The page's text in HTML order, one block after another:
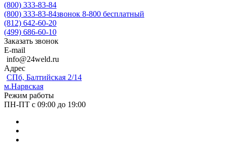
(800) 333-83-84
(800) 333-83-84звонок 8-800 бесплатный
(812) 642-60-20
(499) 686-60-10
Заказать звонок
E-mail
info@24weld.ru
Адрес
СПб, Балтийская 2/14
м.Нарвская
Режим работы
ПН-ПТ с 09:00 до 19:00